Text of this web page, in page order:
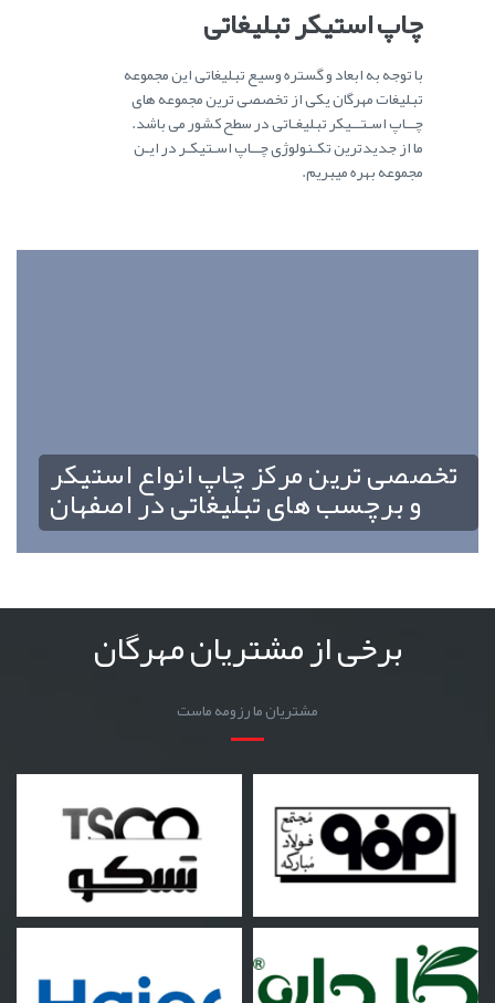
چاپ استیکر تبلیغاتی
با توجه به ابعاد و گستره وسیع تبلیغاتی این مجموعه
تبلیغات مهرگان یکی از تخصصی ترین مجموعه های
چــاپ اسـتــیکر تبلیغـاتی در سطح کشور می باشد.
ما از جدیدترین تکـنولوژی چــاپ اسـتیکـر در ایـن
مجموعه بهره میبریم.
تخصصی ترین مرکز چاپ انواع استیکر
و برچسب های تبلیغاتی در اصفهان
برخی از مشتریان مهرگان
مشتریان ما رزومه ماست